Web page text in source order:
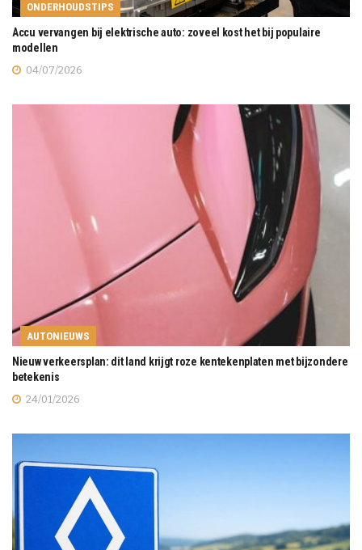
ONDERHOUDSTIPS
Accu vervangen bij elektrische auto: zoveel kost het bij populaire
modellen
04/07/2026
AUTONIEUWS
Nieuw verkeersplan: dit land krijgt roze kentekenplaten met bijzondere
betekenis
24/01/2026